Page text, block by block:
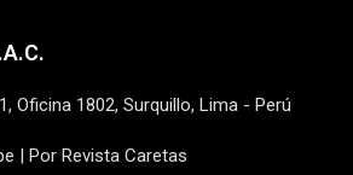
Oficina 1802, Surquillo, Lima - Perú
| Por Revista Caretas